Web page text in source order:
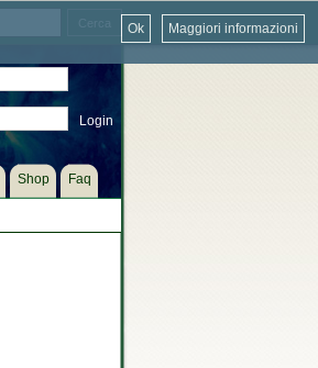
Shop Faq
Maggiori informazioni
Ok